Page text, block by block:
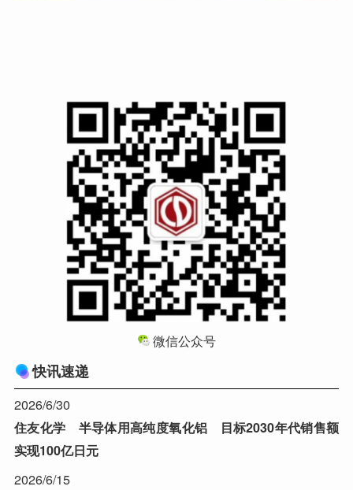
微信公众号
快讯速递
2026/6/30
住友化学 半导体用高纯度氧化铝 目标2030年代销售额
实现100亿日元
2026/6/15